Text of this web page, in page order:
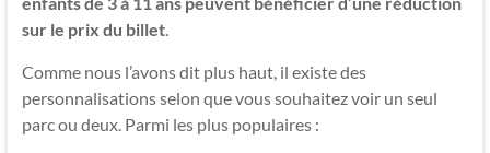
sur le prix du billet.
Comme nous l’avons dit plus haut, il existe des
personnalisations selon que vous souhaitez voir un seul
parc ou deux. Parmi les plus populaires :